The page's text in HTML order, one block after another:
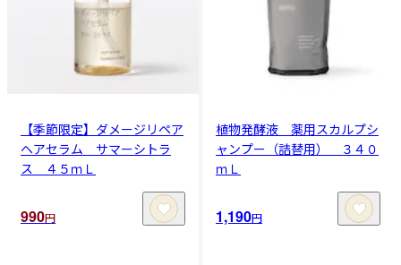
【季節限定】ダメージリペア
ヘアセラム サマーシトラ
ス ４５ｍＬ
990円
植物発酵液 薬用スカルプシ
ャンプー（詰替用） ３４０
ｍＬ
1,190円